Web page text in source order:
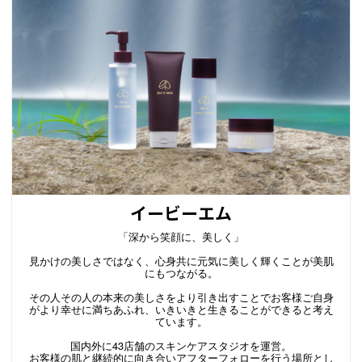
イービーエム
「深から笑顔に、美しく」
見かけの美しさではなく、心身共に元気に美しく輝くことが美肌
にもつながる。
その人その人の本来の美しさをより引き出すことでお客様ご自身
がより幸せに満ちあふれ、いきいきと生きることができると考え
ています。
国内外に43店舗のスキンケアスタジオを運営。
お客様の肌と継続的に向き合いアフターフォローを行う場所とし